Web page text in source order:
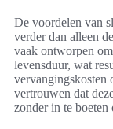
De voordelen van
verder dan alleen
vaak ontworpen
levensduur, wat
vervangingskosten
vertrouwen dat
zonder in te